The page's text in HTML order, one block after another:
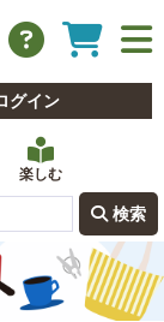
グイン
楽しむ
 検索